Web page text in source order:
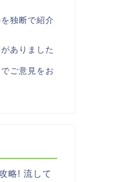
独断で紹介
ありました
ご意見をお
略! 流して